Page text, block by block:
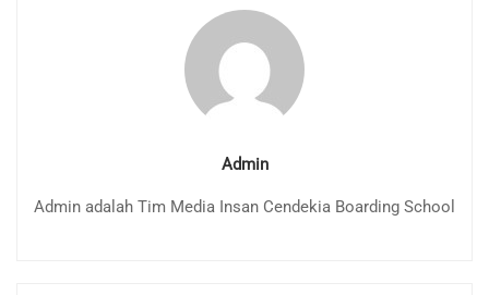
Admin
Admin adalah Tim Media Insan Cendekia Boarding School